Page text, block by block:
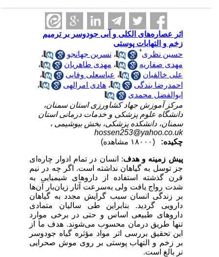
اثر عصاره‌های الکلی و آبی جودوسر بر ترمیم
زخم و التهابات پوستی
حسین نظری* ،نسرین جهانجو
،
مهدی صفاریه
،مهدی طاهریان
،
علی خالقیان
،عباسعلی وفایی
،
احمدرضا بندگی
، هادی امرالهی
،
ابوالفضل محمدی
مرکز آموزش جهاد کشاورزی استان سمنان،
دانشگاه علوم پزشکی و خدمات درمانی استان
سمنان، دانشکده پزشکی، بخش بیوشیمی ،
hossen253@yahoo.co.uk
چکیده:
پیش زمینه و هدف: انسان در تمام ادوار چاره‌ای
جز توسل به گیاهان نداشته است. اگر چه در نیم
قرن گذشته استفاده از داروهای شیمیایی به
شدت رواج یافت ولی به‌سرعت آثار زیان‌بار آن‌ها
بر زندگی انسان سبب گرایش مجدد به گیاهان
دارویی گردید. بنابراین طی سالیان متمادی
داروهای طبیعی اساس و حتی در برخی موارد
تنها طریق درمان محسوب می‌شوند. هدف ما از
این تحقیق بررسی اثر مواد مؤثره گیاه جودوسر
بر زخم و التهاب پوستی بر روی موش صحرایی
نر بالغ است.